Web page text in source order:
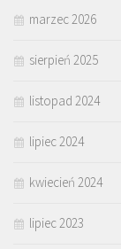
marzec 2026
sierpień 2025
listopad 2024
lipiec 2024
kwiecień 2024
lipiec 2023